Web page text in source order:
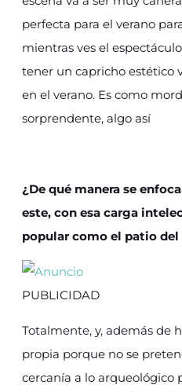
perfecta para el verano
mientras ves el
tener un capricho estético
en el verano. Es como
sorprendente, algo así
¿De qué manera se
este, con esa carga
popular como el patio del
PUBLICIDAD
Totalmente, y, además de
propia porque no se
cercanía a lo arqueológico